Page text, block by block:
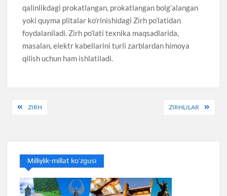
qalinlikdagi prokatlangan, prokatlangan bolg’alangan
yoki quyma plitalar ko’rinishidagi Zirh po’latidan
foydalaniladi. Zirh po’lati texnika maqsadlarida,
masalan, elektr kabellarini turli zarblardan himoya
qilish uchun ham ishlatiladi.
Post
ZIRH ZIRHLILAR
Milliylik-millat ko’zgusi